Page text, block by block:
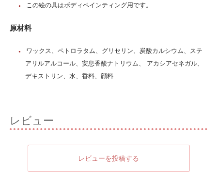
この絵の具はボディペインティング用です。
原材料
ワックス、ペトロラタム、グリセリン、炭酸カルシウム、ステ
アリルアルコール、安息香酸ナトリウム、 アカシアセネガル、
デキストリン、水、香料、顔料
レビュー
レビューを投稿する